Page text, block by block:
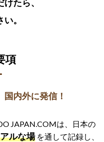
たら、
。
項
内外に発信！
JAPAN.COMは、
日本の
ルな場を通して記録し、